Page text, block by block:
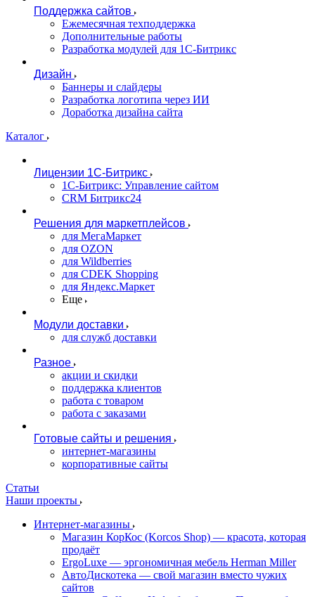
Поддержка сайтов
Ежемесячная техподдержка
Дополнительные работы
Разработка модулей для 1С-Битрикс
Дизайн
Баннеры и слайдеры
Разработка логотипа через ИИ
Доработка дизайна сайта
Каталог
Лицензии 1С-Битрикс
1С-Битрикс: Управление сайтом
CRM Битрикс24
Решения для маркетплейсов
для МегаМаркет
для OZON
для Wildberries
для CDEK Shopping
для Яндекс.Маркет
Еще
Модули доставки
для служб доставки
Разное
акции и скидки
поддержка клиентов
работа с товаром
работа с заказами
Готовые сайты и решения
интернет-магазины
корпоративные сайты
Статьи
Наши проекты
Интернет-магазины
Магазин КорКос (Korcos Shop) — красота, которая
продаёт
ErgoLuxe — эргономичная мебель Herman Miller
АвтоДискотека — свой магазин вместо чужих
сайтов